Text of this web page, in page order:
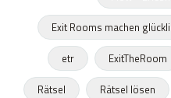
Exit Rooms machen
etr
ExitTheRoom
Rätsel
Rätsel lösen